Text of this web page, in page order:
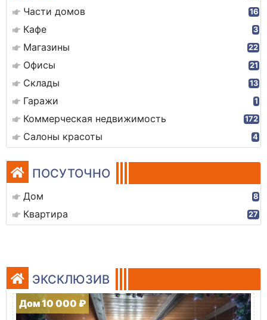
Части домов 16
Кафе 3
Магазины 22
Офисы 21
Склады 13
Гаражи 1
Коммерческая недвижимость 172
Салоны красоты 4
ПОСУТОЧНО
Дом 8
Квартира 27
ЭКСКЛЮЗИВ
Дом 10 000 ₽